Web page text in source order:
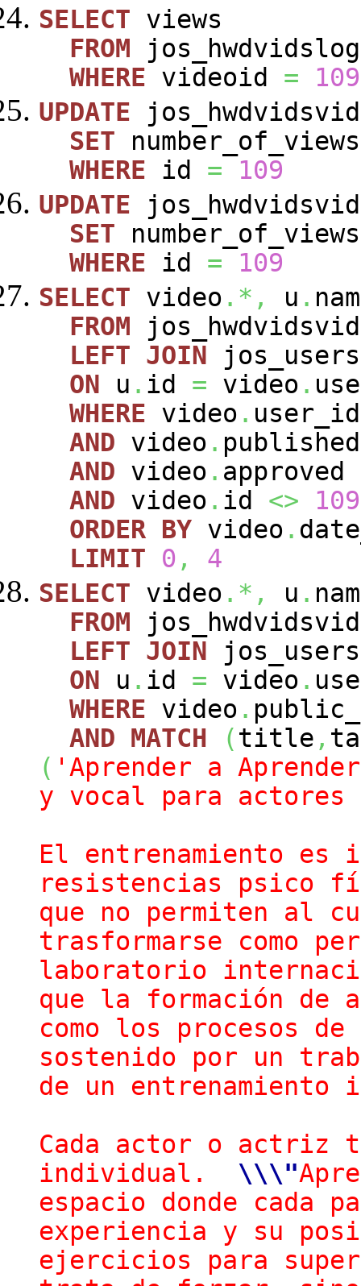
SELECT views
FROM
WHERE videoid =
109
UPDATE
SET
WHERE id =
109
UPDATE
SET
WHERE id =
109
SELECT video .*, u .
FROM
LEFT JOIN
ON u . id = video .
WHERE video .
AND video .
AND video . approved
AND video . id <>
109
ORDER BY video .
LIMIT
0 ,
4
SELECT video .*, u .
FROM
LEFT JOIN
ON u . id = video .
WHERE video .
AND MATCH (title ,
( 'Aprender a
y vocal para
El entrenamiento es
resistencias psico
que no permiten al
trasformarse como
laboratorio
que la formación
como los procesos
sostenido por un
de un
Cada actor o actriz
individual. \\\"
espacio donde cada
experiencia y su
ejercicios para